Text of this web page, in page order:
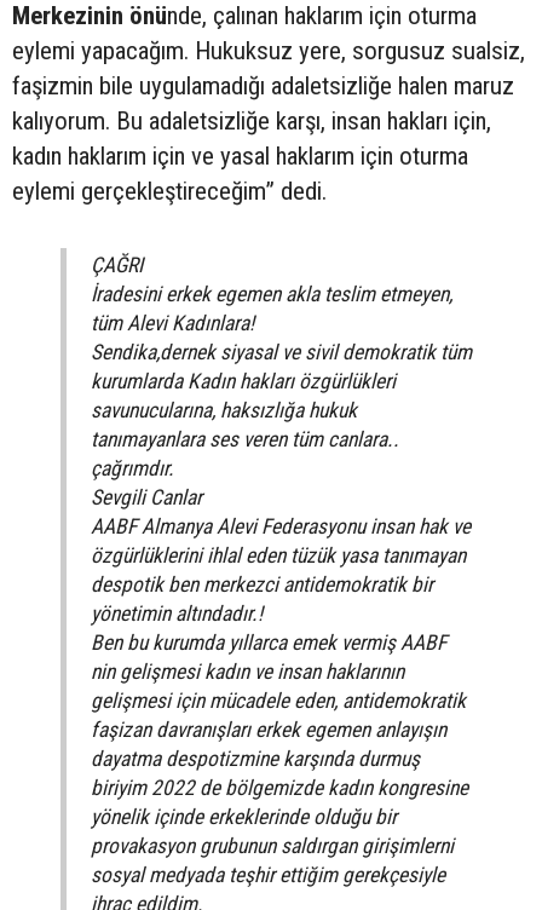
Merkezinin önünde, çalınan haklarım için oturma
eylemi yapacağım. Hukuksuz yere, sorgusuz sualsiz,
faşizmin bile uygulamadığı adaletsizliğe halen maruz
kalıyorum. Bu adaletsizliğe karşı, insan hakları için,
kadın haklarım için ve yasal haklarım için oturma
eylemi gerçekleştireceğim” dedi.
ÇAĞRI
İradesini erkek egemen akla teslim etmeyen,
tüm Alevi Kadınlara!
Sendika,dernek siyasal ve sivil demokratik tüm
kurumlarda Kadın hakları özgürlükleri
savunucularına, haksızlığa hukuk
tanımayanlara ses veren tüm canlara..
çağrımdır.
Sevgili Canlar
AABF Almanya Alevi Federasyonu insan hak ve
özgürlüklerini ihlal eden tüzük yasa tanımayan
despotik ben merkezci antidemokratik bir
yönetimin altındadır.!
Ben bu kurumda yıllarca emek vermiş AABF
nin gelişmesi kadın ve insan haklarının
gelişmesi için mücadele eden, antidemokratik
faşizan davranışları erkek egemen anlayışın
dayatma despotizmine karşında durmuş
biriyim 2022 de bölgemizde kadın kongresine
yönelik içinde erkeklerinde olduğu bir
provakasyon grubunun saldırgan girişimlerni
sosyal medyada teşhir ettiğim gerekçesiyle
ihraç edildim.